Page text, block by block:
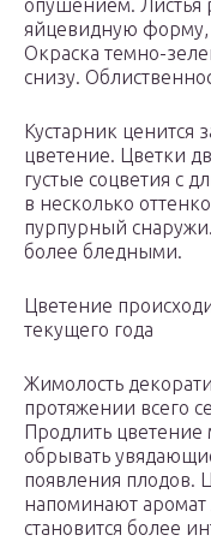
опушением. Листья
яйцевидную форму,
Окраска темно-
снизу.
Кустарник ценится
цветение. Цветки
густые соцветия с
в несколько
пурпурный снаружи.
более бледными.
Цветение
текущего года
Жимолость
протяжении всего
Продлить
обрывать
появления плодов.
напоминают аромат
становится более